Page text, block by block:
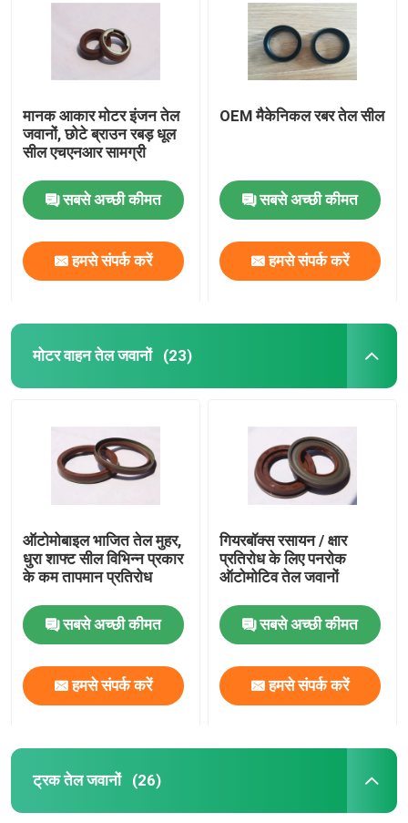
धातु फिक्सिंग और फास्टनरों
मैकेनिकल दस्ता सील
वाल्व स्टेम तेल सील
इंजन मरम्मत भागों
मानक आकार मोटर इंजन तेल
जवानों, छोटे ब्राउन रबड़ धूल
सील एचएनआर सामग्री
सबसे अच्छी कीमत
हमसे संपर्क करें
OEM मैकेनिकल रबर तेल सील
सबसे अच्छी कीमत
हमसे संपर्क करें
मोटर वाहन तेल जवानों (23)
ऑटोमोबाइल भाजित तेल मुहर,
धुरा शाफ्ट सील विभिन्न प्रकार
के कम तापमान प्रतिरोध
सबसे अच्छी कीमत
हमसे संपर्क करें
गियरबॉक्स रसायन / क्षार
प्रतिरोध के लिए पनरोक
ऑटोमोटिव तेल जवानों
सबसे अच्छी कीमत
हमसे संपर्क करें
ट्रक तेल जवानों (26)